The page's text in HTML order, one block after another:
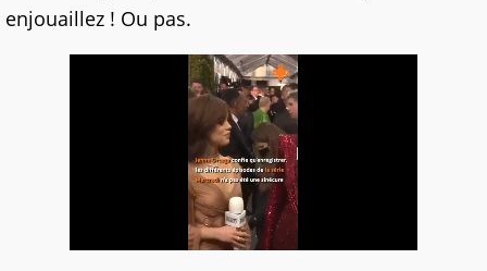
enjouaillez ! Ou pas.